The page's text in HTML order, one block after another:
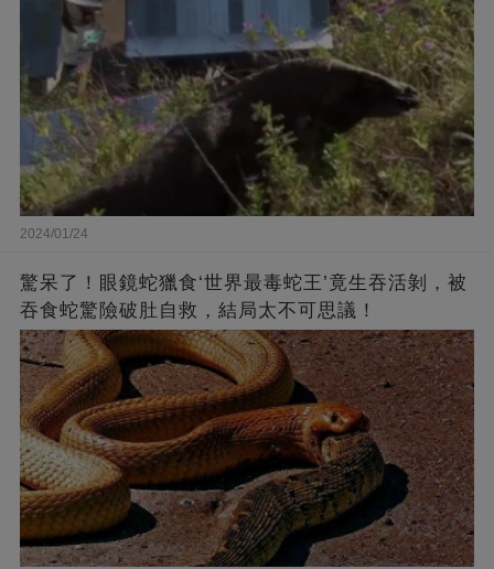
2024/01/24
驚呆了！眼鏡蛇獵食‘世界最毒蛇王’竟生吞活剝，被
吞食蛇驚險破肚自救，結局太不可思議！